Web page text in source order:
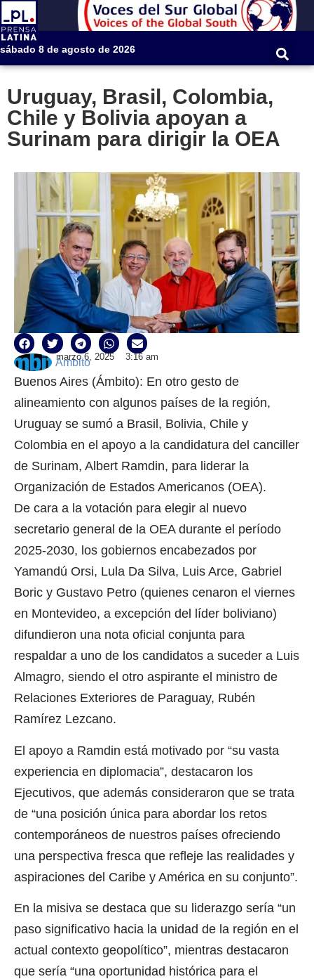
sábado 8 de agosto de 2026
Uruguay, Brasil, Colombia,
Chile y Bolivia apoyan a
Surinam para dirigir la OEA
Ámbito
marzo 6, 2025 3:16 am
Buenos Aires (Ámbito): En otro gesto de
alineamiento con algunos países de la región,
Uruguay se sumó a Brasil, Bolivia, Chile y
Colombia en el apoyo a la candidatura del canciller
de Surinam, Albert Ramdin, para liderar la
Organización de Estados Americanos (OEA).
De cara a la votación para elegir al nuevo
secretario general de la OEA durante el período
2025-2030, los gobiernos encabezados por
Yamandú Orsi, Lula Da Silva, Luis Arce, Gabriel
Boric y Gustavo Petro (quienes cenaron el viernes
en Montevideo, a excepción del líder boliviano)
difundieron una nota oficial conjunta para
respaldar a uno de los candidatos a suceder a Luis
Almagro, siendo el otro aspirante el ministro de
Relaciones Exteriores de Paraguay, Rubén
Ramírez Lezcano.
El apoyo a Ramdin está motivado por “su vasta
experiencia en diplomacia”, destacaron los
Ejecutivos, que además consideraron que se trata
de “una posición única para abordar los retos
contemporáneos de nuestros países ofreciendo
una perspectiva fresca que refleje las realidades y
aspiraciones del Caribe y América en su conjunto”.
En la misiva se destaca que su liderazgo sería “un
paso significativo hacia la unidad de la región en el
actual contexto geopolítico”, mientras destacaron
que sería “una oportunidad histórica para el